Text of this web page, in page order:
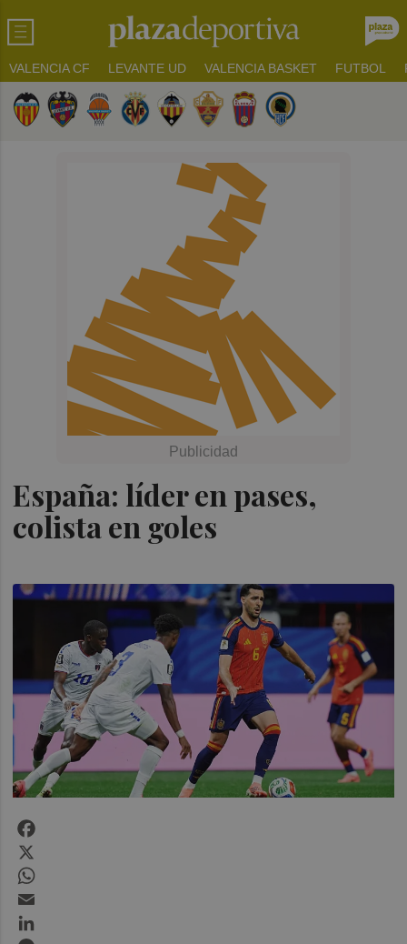
VALENCIA CF LEVANTE UD VALENCIA BASKET FUTBOL
España: líder en pases,
colista en goles